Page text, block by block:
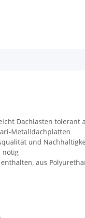
Dachlasten tolerant
Metalldachplatten
und
nötig
aus